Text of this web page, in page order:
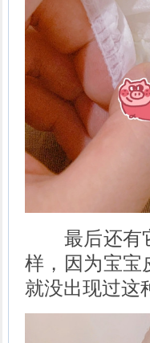
最后还有它
样，因为宝宝
就没出现过这